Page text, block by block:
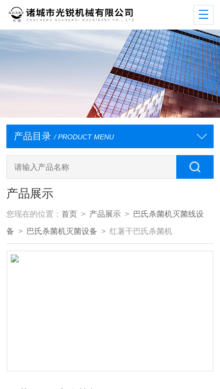
产品目录 / PRODUCT MENU
产品展示
您现在的位置：首页 > 产品展示 > 巴氏杀菌机灭菌线设
备 > 巴氏杀菌机灭菌设备 > 红薯干巴氏杀菌机